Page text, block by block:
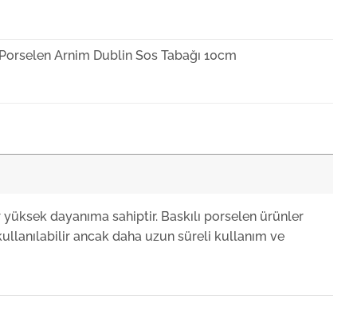
Arnim Dublin Sos Tabağı 10cm
dayanıma sahiptir. Baskılı porselen ürünler
ancak daha uzun süreli kullanım ve